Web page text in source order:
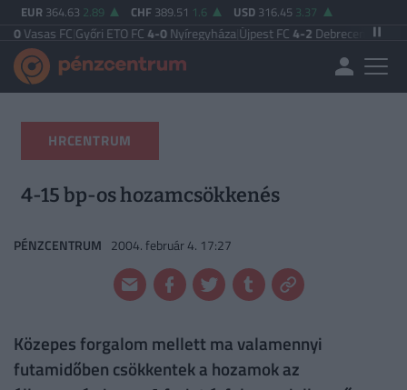
EUR 364.63 2.89 CHF 389.51 1.6 USD 316.45 3.37
FC|Győri ETO FC4-0Nyíregyháza|Újpest FC4-2Debreceni VSC|Budapest
HRCENTRUM
4-15 bp-os hozamcsökkenés
PÉNZCENTRUM 2004. február 4. 17:27
Közepes forgalom mellett ma valamennyi
futamidőben csökkentek a hozamok az